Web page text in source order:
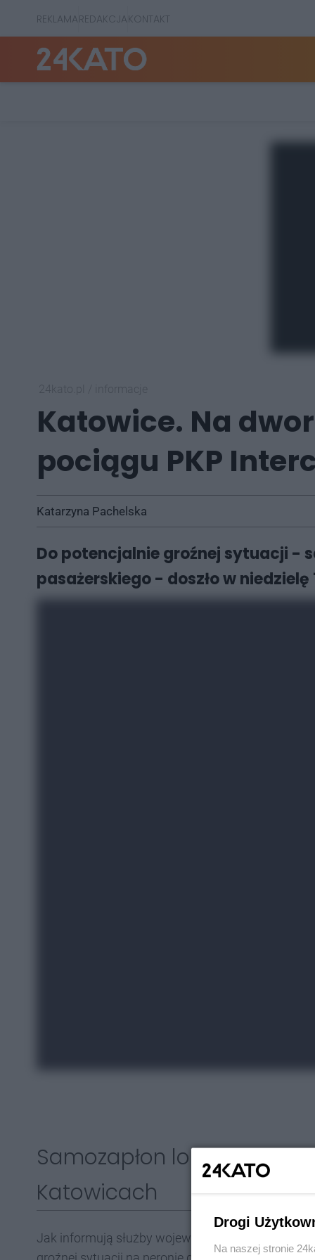
REKLAMAREDAKCJAKONTAKT
Katowice. Na
pociągu PKP
Katarzyna Pachelska
Do potencjalnie groźnej sytuacji -
pasażerskiego - doszło w
Samozapłon lokomotywy
Katowicach
Jak informują służby wojewody śląskiego, w
Drogi
Na naszej stronie